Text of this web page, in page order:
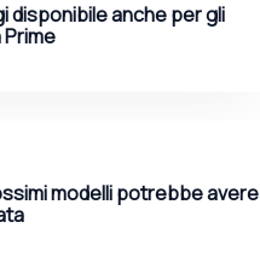
disponibile anche per gli
modelli potrebbe avere